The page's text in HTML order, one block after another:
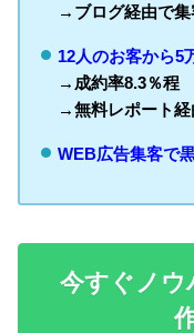
→ブログ経由で集
12人のお客から5
→成約率8.3％程
→無料レポート経
WEB広告集客で
今すぐノウ